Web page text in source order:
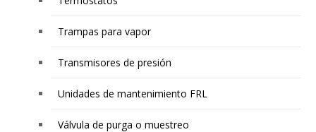
Trampas para vapor
Transmisores de presión
Unidades de mantenimiento FRL
Válvula de purga o muestreo